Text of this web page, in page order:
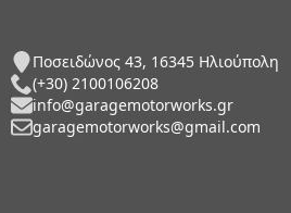
Ποσειδώνος 43, 16345 Ηλιούπολη
(+30) 2100106208
info@garagemotorworks.gr
garagemotorworks@gmail.com